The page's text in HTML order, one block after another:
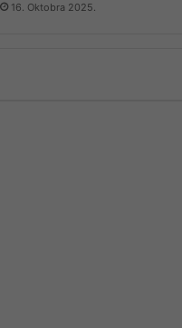
16. Oktobra 2025.